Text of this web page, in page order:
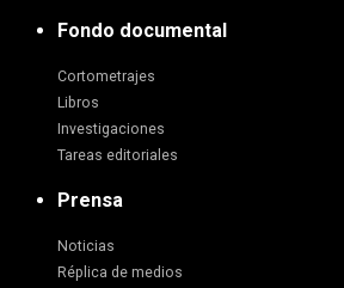
Fondo documental
Cortometrajes
Libros
Investigaciones
Tareas editoriales
Prensa
Noticias
Réplica de medios